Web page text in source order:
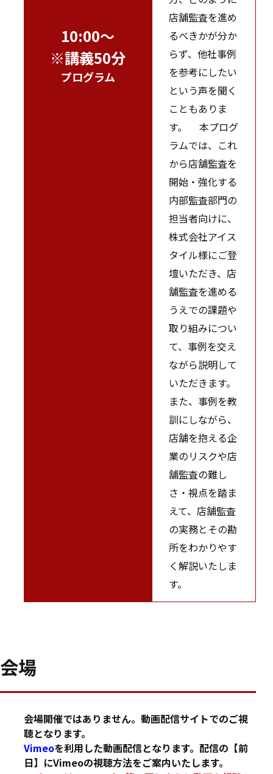
10:00～
※講義50分
プログラム
店舗監査を進め
るべきかが分か
らず、他社事例
を参考にしたい
という声を聞く
こともありま
す。 本プログ
ラムでは、これ
から店舗監査を
開始・強化する
内部監査部門の
担当者向けに、
株式会社アイス
タイル様にご登
壇いただき、店
舗監査を進める
うえでの課題や
取り組みについ
て、事例を交え
ながら説明して
いただきます。
また、事例を教
訓にしながら、
店舗を抱える企
業のリスクや店
舗監査の難し
さ・視点を踏ま
えて、店舗監査
の実務とその勘
所をわかりやす
く解説いたしま
す。
会場
会場開催ではありません。動画配信サイトでのご視
聴となります。
Vimeoを利用した動画配信となります。配信の【前
日】にVimeoの視聴方法をご案内いたします。